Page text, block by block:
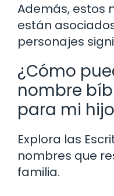
Además, estos
están
personajes
¿Cómo
nombre
para mi
Explora las
nombres que
familia.